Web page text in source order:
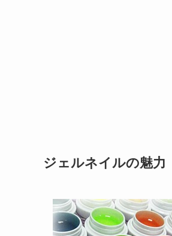
ジェルネイルの魅力